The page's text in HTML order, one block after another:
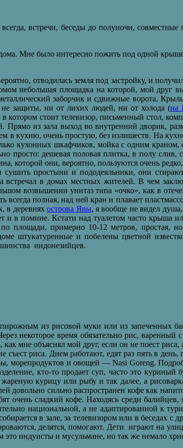
встречи, беседы до полуночи,
Мне было интересно пожить под одной
отводилась земля под застройку, и
небольшая площадка на которой, мой друг
заборчик и сдвижные ворота.
не защиты, ни от лихих людей, ни от холода (на
стоит телевизор, письменный стол,
из зала выход во внутренний дворик,
кухню, очень простую, без излишеств. На
кухонных шкафчиков, мойка с одним
просто: дешевая половая плитка, в полу
которой они, вероятно, пользуются очень
простыни и пододеяльники, они
в домах местных жителей. В чем
возвышении унитаз типа «очко», как в
полная, над ней кран и плавает
в деревняхострова Явы, я вообще не видел душа,
и в помине. Кстати над туалетом часто крыша
площади, примерно 10-12 метров, простая,
штукатуренные и побелены цветной
индонезийцев.
пирожным из рисовой муки или из запеченных
некоторое время обязательно рис,
мне объяснял мой друг, если он не поест
риса. Днем работают, едят раз пять в
морепродуктов и овощей — Nasi Goreng.
кто-то продает суп, часто это куриный
курицу или рыбу и так далее, а
сильно распространен кофе как
очень сладкий кофе. Находясь среди
национальной, а не адаптированной к
в зале, за телевизором или в беседах
делятся, помогают. Дети играют на
индуисты и мусульмане, но так же немало